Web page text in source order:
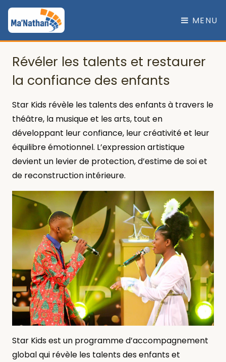
MENU
Révéler les talents et restaurer
la confiance des enfants
Star Kids révèle les talents des enfants à travers le
théâtre, la musique et les arts, tout en
développant leur confiance, leur créativité et leur
équilibre émotionnel. L’expression artistique
devient un levier de protection, d’estime de soi et
de reconstruction intérieure.
Star Kids est un programme d’accompagnement
global qui révèle les talents des enfants et